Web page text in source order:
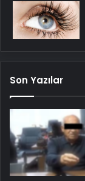
Son Yazılar